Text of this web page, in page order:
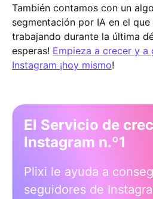
También contamos con un
segmentación por IA en el
trabajando durante la última
esperas! Empieza a crecer y a
Instagram ¡hoy mismo!
El Servicio de
Instagram n.º1
Plixi le ayuda a
seguidores de